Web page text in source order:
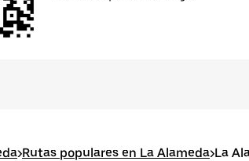
>Rutas populares en La Alameda>La